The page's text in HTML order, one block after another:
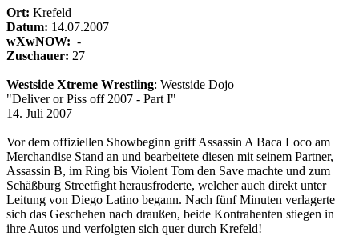
Ort: Krefeld
Datum: 14.07.2007
wXwNOW: -
Zuschauer: 27
Westside Xtreme Wrestling: Westside Dojo
"Deliver or Piss off 2007 - Part I"
14. Juli 2007
Vor dem offiziellen Showbeginn griff Assassin A Baca Loco am
Merchandise Stand an und bearbeitete diesen mit seinem Partner,
Assassin B, im Ring bis Violent Tom den Save machte und zum
Schäßburg Streetfight herausfroderte, welcher auch direkt unter
Leitung von Diego Latino begann. Nach fünf Minuten verlagerte
sich das Geschehen nach draußen, beide Kontrahenten stiegen in
ihre Autos und verfolgten sich quer durch Krefeld!